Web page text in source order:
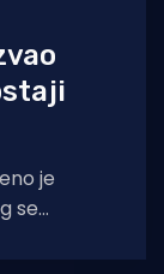
je
se